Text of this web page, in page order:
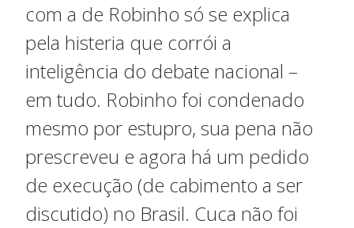
com a de Robinho só se explica
pela histeria que corrói a
inteligência do debate nacional –
em tudo. Robinho foi condenado
mesmo por estupro, sua pena não
prescreveu e agora há um pedido
de execução (de cabimento a ser
discutido) no Brasil. Cuca não foi